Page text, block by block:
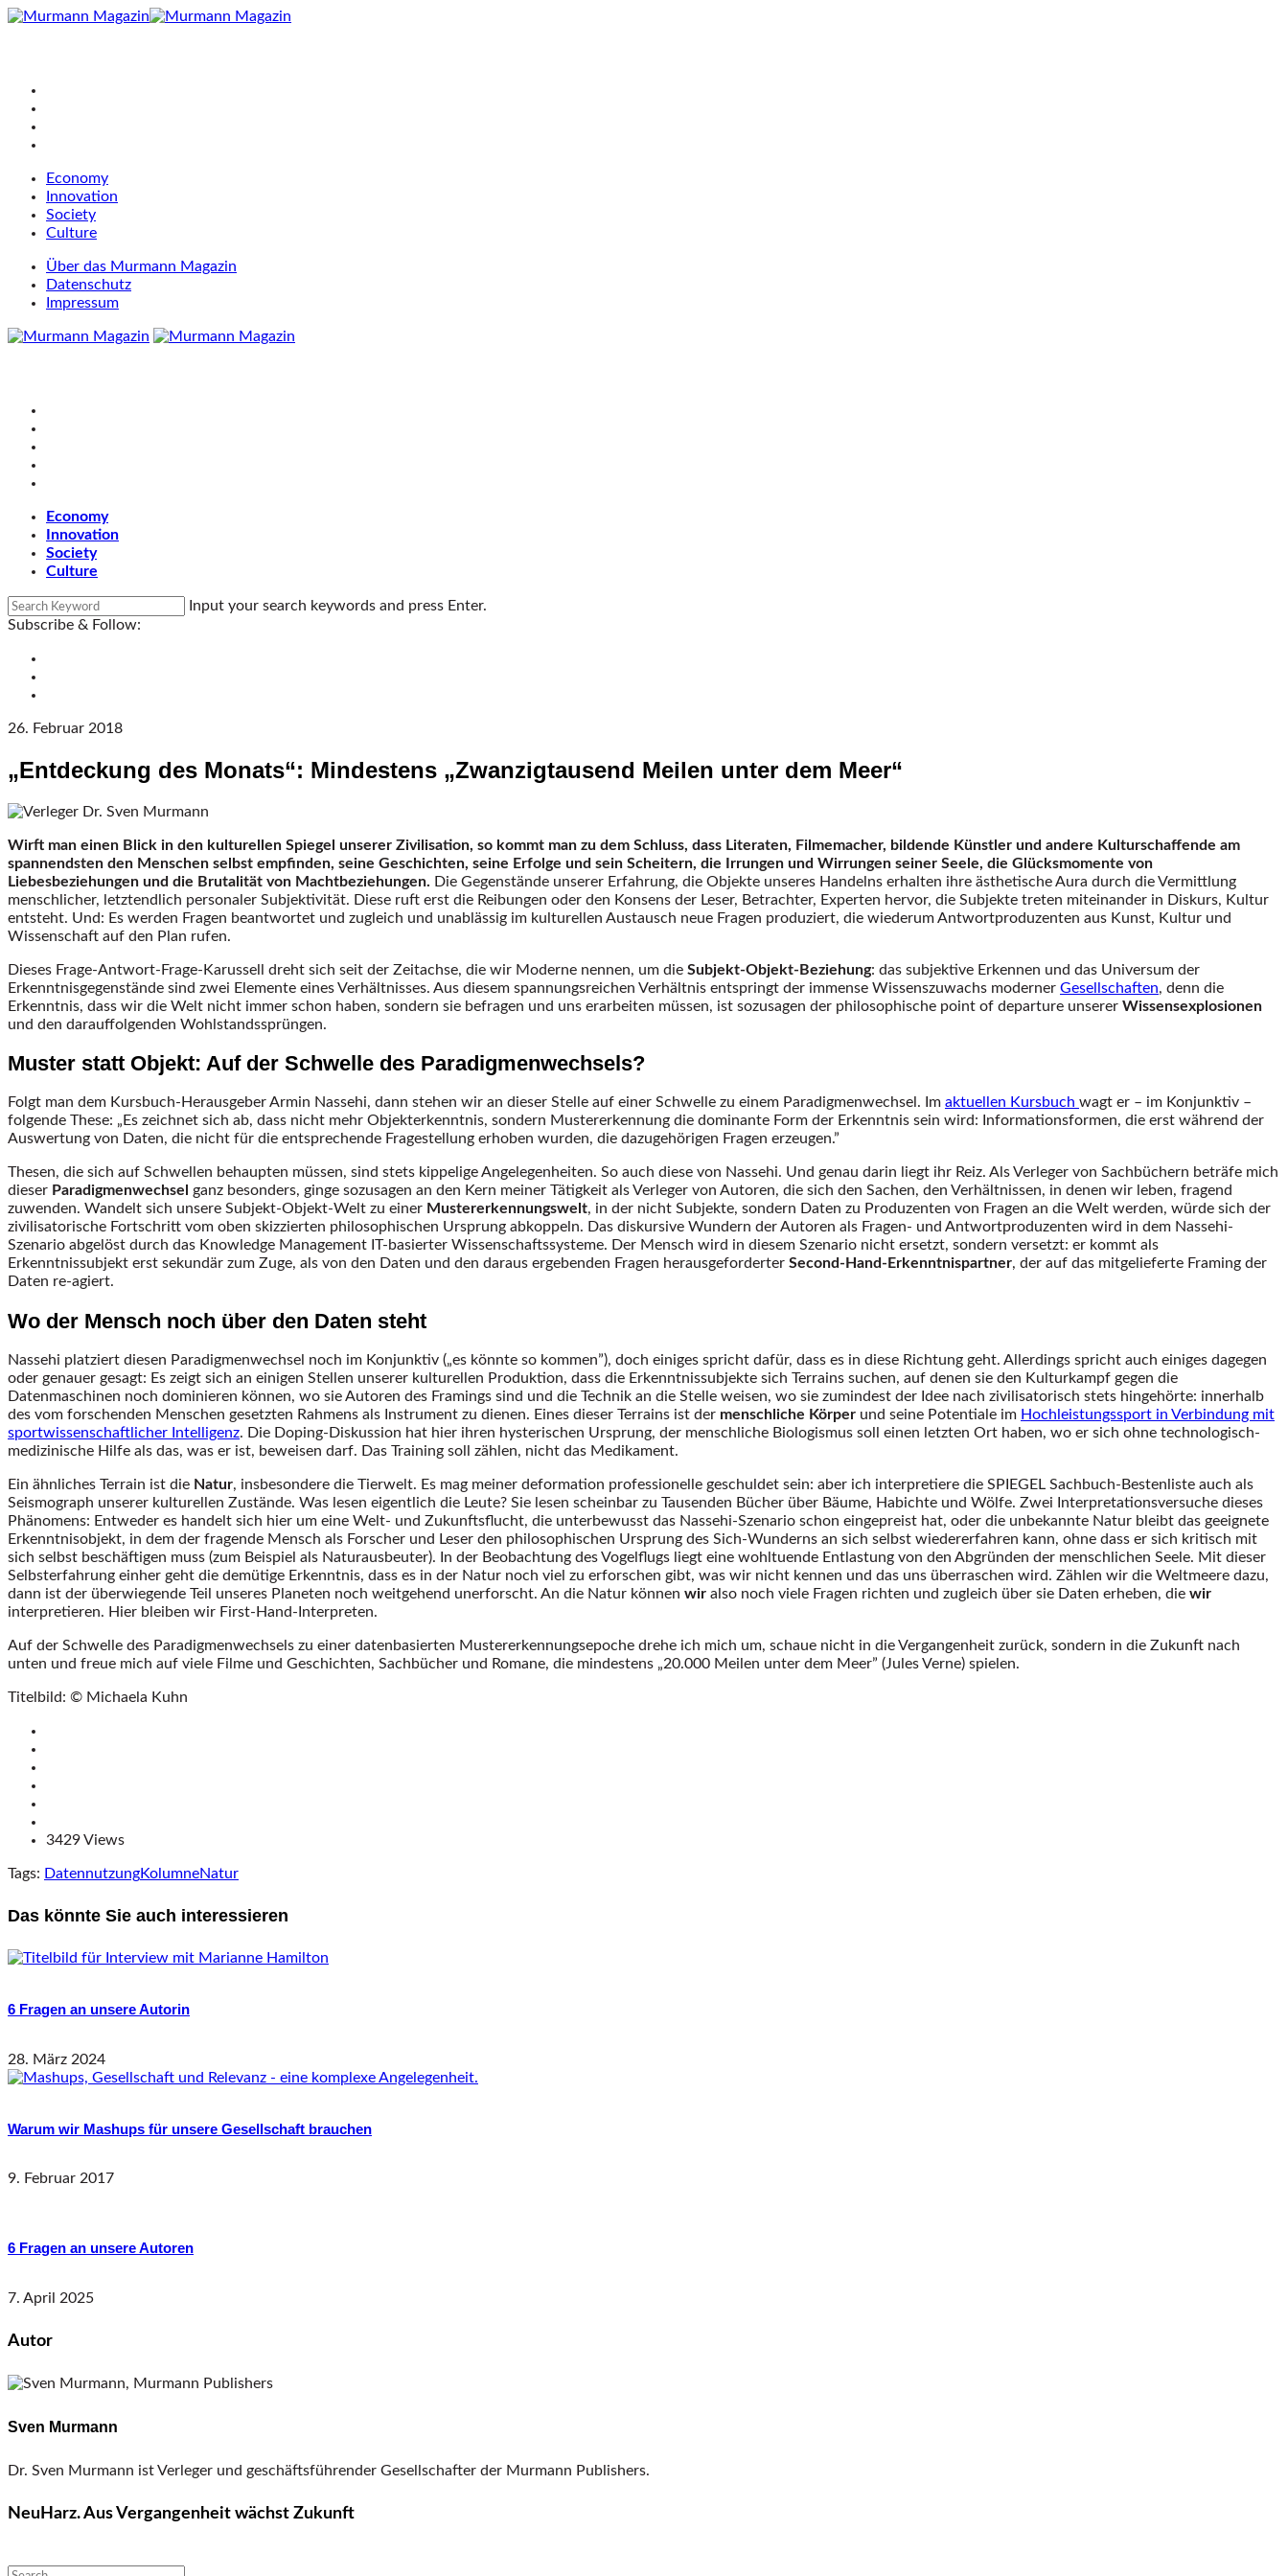
Economy
Innovation
Society
Culture
Über das Murmann Magazin
Datenschutz
Impressum
Economy
Innovation
Society
Culture
Input your search keywords and press Enter.
Subscribe & Follow:
26. Februar 2018
„Entdeckung des Monats“: Mindestens „Zwanzigtausend Meilen unter dem Meer“
Wirft man einen Blick in den kulturellen Spiegel unserer Zivilisation, so kommt man zu dem Schluss, dass Literaten, Filmemacher, bildende Künstler und andere Kulturschaffende am
spannendsten den Menschen selbst empfinden, seine Geschichten, seine Erfolge und sein Scheitern, die Irrungen und Wirrungen seiner Seele, die Glücksmomente von
Liebesbeziehungen und die Brutalität von Machtbeziehungen. Die Gegenstände unserer Erfahrung, die Objekte unseres Handelns erhalten ihre ästhetische Aura durch die Vermittlung
menschlicher, letztendlich personaler Subjektivität. Diese ruft erst die Reibungen oder den Konsens der Leser, Betrachter, Experten hervor, die Subjekte treten miteinander in Diskurs, Kultur
entsteht. Und: Es werden Fragen beantwortet und zugleich und unablässig im kulturellen Austausch neue Fragen produziert, die wiederum Antwortproduzenten aus Kunst, Kultur und
Wissenschaft auf den Plan rufen.
Dieses Frage-Antwort-Frage-Karussell dreht sich seit der Zeitachse, die wir Moderne nennen, um die Subjekt-Objekt-Beziehung: das subjektive Erkennen und das Universum der
Erkenntnisgegenstände sind zwei Elemente eines Verhältnisses. Aus diesem spannungsreichen Verhältnis entspringt der immense Wissenszuwachs moderner Gesellschaften, denn die
Erkenntnis, dass wir die Welt nicht immer schon haben, sondern sie befragen und uns erarbeiten müssen, ist sozusagen der philosophische point of departure unserer Wissensexplosionen
und den darauffolgenden Wohlstandssprüngen.
Muster statt Objekt: Auf der Schwelle des Paradigmenwechsels?
Folgt man dem Kursbuch-Herausgeber Armin Nassehi, dann stehen wir an dieser Stelle auf einer Schwelle zu einem Paradigmenwechsel. Im aktuellen Kursbuch wagt er – im Konjunktiv –
folgende These: „Es zeichnet sich ab, dass nicht mehr Objekterkenntnis, sondern Mustererkennung die dominante Form der Erkenntnis sein wird: Informationsformen, die erst während der
Auswertung von Daten, die nicht für die entsprechende Fragestellung erhoben wurden, die dazugehörigen Fragen erzeugen.”
Thesen, die sich auf Schwellen behaupten müssen, sind stets kippelige Angelegenheiten. So auch diese von Nassehi. Und genau darin liegt ihr Reiz. Als Verleger von Sachbüchern beträfe mich
dieser Paradigmenwechsel ganz besonders, ginge sozusagen an den Kern meiner Tätigkeit als Verleger von Autoren, die sich den Sachen, den Verhältnissen, in denen wir leben, fragend
zuwenden. Wandelt sich unsere Subjekt-Objekt-Welt zu einer Mustererkennungswelt, in der nicht Subjekte, sondern Daten zu Produzenten von Fragen an die Welt werden, würde sich der
zivilisatorische Fortschritt vom oben skizzierten philosophischen Ursprung abkoppeln. Das diskursive Wundern der Autoren als Fragen- und Antwortproduzenten wird in dem Nassehi-
Szenario abgelöst durch das Knowledge Management IT-basierter Wissenschaftssysteme. Der Mensch wird in diesem Szenario nicht ersetzt, sondern versetzt: er kommt als
Erkenntnissubjekt erst sekundär zum Zuge, als von den Daten und den daraus ergebenden Fragen herausgeforderter Second-Hand-Erkenntnispartner, der auf das mitgelieferte Framing der
Daten re-agiert.
Wo der Mensch noch über den Daten steht
Nassehi platziert diesen Paradigmenwechsel noch im Konjunktiv („es könnte so kommen”), doch einiges spricht dafür, dass es in diese Richtung geht. Allerdings spricht auch einiges dagegen
oder genauer gesagt: Es zeigt sich an einigen Stellen unserer kulturellen Produktion, dass die Erkenntnissubjekte sich Terrains suchen, auf denen sie den Kulturkampf gegen die
Datenmaschinen noch dominieren können, wo sie Autoren des Framings sind und die Technik an die Stelle weisen, wo sie zumindest der Idee nach zivilisatorisch stets hingehörte: innerhalb
des vom forschenden Menschen gesetzten Rahmens als Instrument zu dienen. Eines dieser Terrains ist der menschliche Körper und seine Potentiale im Hochleistungssport in Verbindung mit
sportwissenschaftlicher Intelligenz. Die Doping-Diskussion hat hier ihren hysterischen Ursprung, der menschliche Biologismus soll einen letzten Ort haben, wo er sich ohne technologisch-
medizinische Hilfe als das, was er ist, beweisen darf. Das Training soll zählen, nicht das Medikament.
Ein ähnliches Terrain ist die Natur, insbesondere die Tierwelt. Es mag meiner deformation professionelle geschuldet sein: aber ich interpretiere die SPIEGEL Sachbuch-Bestenliste auch als
Seismograph unserer kulturellen Zustände. Was lesen eigentlich die Leute? Sie lesen scheinbar zu Tausenden Bücher über Bäume, Habichte und Wölfe. Zwei Interpretationsversuche dieses
Phänomens: Entweder es handelt sich hier um eine Welt- und Zukunftsflucht, die unterbewusst das Nassehi-Szenario schon eingepreist hat, oder die unbekannte Natur bleibt das geeignete
Erkenntnisobjekt, in dem der fragende Mensch als Forscher und Leser den philosophischen Ursprung des Sich-Wunderns an sich selbst wiedererfahren kann, ohne dass er sich kritisch mit
sich selbst beschäftigen muss (zum Beispiel als Naturausbeuter). In der Beobachtung des Vogelflugs liegt eine wohltuende Entlastung von den Abgründen der menschlichen Seele. Mit dieser
Selbsterfahrung einher geht die demütige Erkenntnis, dass es in der Natur noch viel zu erforschen gibt, was wir nicht kennen und das uns überraschen wird. Zählen wir die Weltmeere dazu,
dann ist der überwiegende Teil unseres Planeten noch weitgehend unerforscht. An die Natur können wir also noch viele Fragen richten und zugleich über sie Daten erheben, die wir
interpretieren. Hier bleiben wir First-Hand-Interpreten.
Auf der Schwelle des Paradigmenwechsels zu einer datenbasierten Mustererkennungsepoche drehe ich mich um, schaue nicht in die Vergangenheit zurück, sondern in die Zukunft nach
unten und freue mich auf viele Filme und Geschichten, Sachbücher und Romane, die mindestens „20.000 Meilen unter dem Meer” (Jules Verne) spielen.
Titelbild: © Michaela Kuhn
3429 Views
Tags: DatennutzungKolumneNatur
Das könnte Sie auch interessieren
6 Fragen an unsere Autorin
28. März 2024
Warum wir Mashups für unsere Gesellschaft brauchen
9. Februar 2017
6 Fragen an unsere Autoren
7. April 2025
Autor
Sven Murmann
Dr. Sven Murmann ist Verleger und geschäftsführender Gesellschafter der Murmann Publishers.
NeuHarz. Aus Vergangenheit wächst Zukunft